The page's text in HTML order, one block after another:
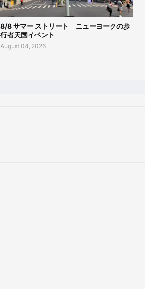
8/8 サマー ストリート ニューヨークの歩
行者天国イベント
August 04, 2026